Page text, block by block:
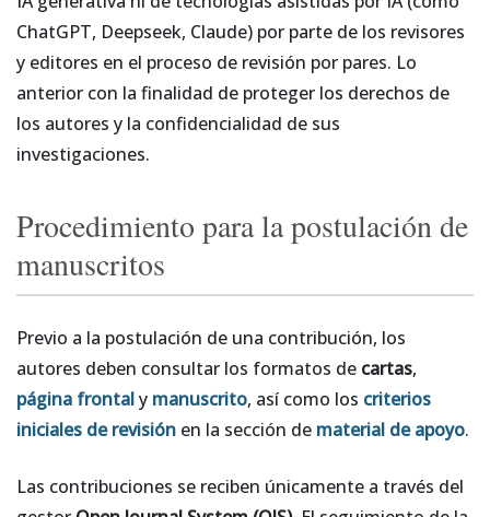
ChatGPT, Deepseek, Claude) por parte de los revisores
y editores en el proceso de revisión por pares. Lo
anterior con la finalidad de proteger los derechos de
los autores y la confidencialidad de sus
investigaciones.
Procedimiento para la postulación de
manuscritos
Previo a la postulación de una contribución, los
autores deben consultar los formatos de cartas,
página frontaly manuscrito, así como los criterios
iniciales de revisión en la sección de material de apoyo.
Las contribuciones se reciben únicamente a través del